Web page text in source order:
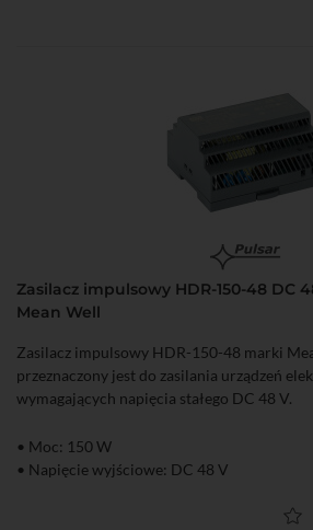
Zasilacz impulsowy HDR-150-48 DC
Mean Well
Zasilacz impulsowy HDR-150-48 marki
przeznaczony jest do zasilania urządzeń
wymagających napięcia stałego DC 48 V.
• Moc: 150 W
• Napięcie wyjściowe: DC 48 V